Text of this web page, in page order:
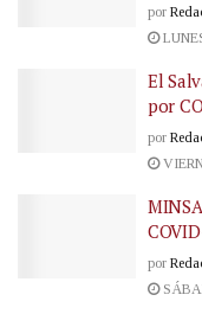
por
El
por
por
por